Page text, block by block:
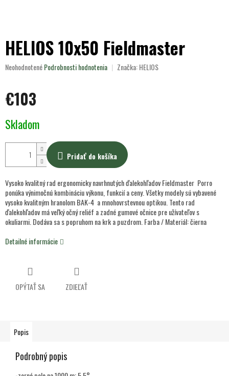
HELIOS 10x50 Fieldmaster
Priemerné
je
0,0
5
NeohodnotenéPodrobnosti hodnotenia Značka:HELIOS
€103
cena:
Skladom
Pridať do košíka
Vysoko kvalitný rad ergonomicky navrhnutých ďalekohľadov Fieldmaster Porro
ponúka výnimočnú kombináciu výkonu, funkcií a ceny. Všetky modely sú vybavené
vysoko kvalitným hranolom BAK-4 a mnohovrstevnou optikou. Tento rad
ďalekohľadov má veľký očný reliéf a zadné gumové očnice pre užívateľov s
okuliarmi. Dodáva sa s popruhom na krk a puzdrom. Farba / Materiál: čierna
Detailné informácie
OPÝTAŤ SA ZDIEĽAŤ
Popis
Podrobný popis